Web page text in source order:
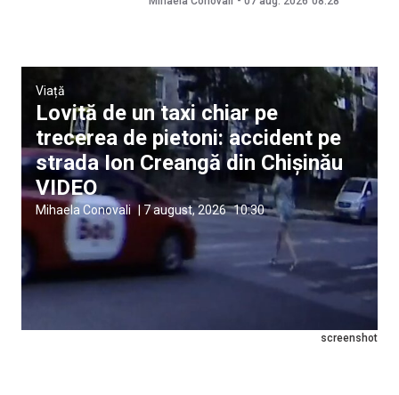
screenshot
Viață
Lovită de un taxi chiar pe
trecerea de pietoni: accident pe
strada Ion Creangă din Chișinău
VIDEO
Mihaela Conovali 7 august, 2026 10:30